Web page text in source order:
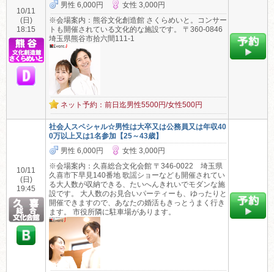
10/11
(日)
18:15
男性 6,000円
女性 3,000円
※会場案内：熊谷文化創造館 さくらめいと。コンサー
トも開催されている文化的な施設です。 〒360-0846
埼玉県熊谷市拾六間111-1
ネット予約：前日迄男性5500円/女性500円
10/11
(日)
19:45
社会人スペシャル☆男性は大卒又は公務員又は年収40
0万以上又は1名参加【25～43歳】
男性 6,000円
女性 3,000円
※会場案内：久喜総合文化会館 〒346-0022 埼玉県
久喜市下早見140番地 歌謡ショーなども開催されてい
る大人数が収納できる、たいへんきれいでモダンな施
設です。 大人数のお見合いパーティーも、ゆったりと
開催できますので、あなたの婚活もきっとうまく行き
ます。 市役所隣に駐車場があります。